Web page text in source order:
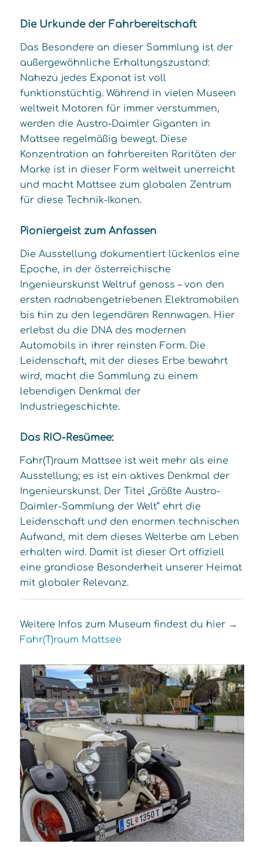
Die Urkunde der Fahrbereitschaft
Das Besondere an dieser Sammlung ist der
außergewöhnliche Erhaltungszustand:
Nahezu jedes Exponat ist voll
funktionstüchtig. Während in vielen Museen
weltweit Motoren für immer verstummen,
werden die Austro-Daimler Giganten in
Mattsee regelmäßig bewegt. Diese
Konzentration an fahrbereiten Raritäten der
Marke ist in dieser Form weltweit unerreicht
und macht Mattsee zum globalen Zentrum
für diese Technik-Ikonen.
Pioniergeist zum Anfassen
Die Ausstellung dokumentiert lückenlos eine
Epoche, in der österreichische
Ingenieurskunst Weltruf genoss – von den
ersten radnabengetriebenen Elektromobilen
bis hin zu den legendären Rennwagen. Hier
erlebst du die DNA des modernen
Automobils in ihrer reinsten Form. Die
Leidenschaft, mit der dieses Erbe bewahrt
wird, macht die Sammlung zu einem
lebendigen Denkmal der
Industriegeschichte.
Das RIO-Resümee:
Fahr(T)raum Mattsee ist weit mehr als eine
Ausstellung; es ist ein aktives Denkmal der
Ingenieurskunst. Der Titel „Größte Austro-
Daimler-Sammlung der Welt“ ehrt die
Leidenschaft und den enormen technischen
Aufwand, mit dem dieses Welterbe am Leben
erhalten wird. Damit ist dieser Ort offiziell
eine grandiose Besonderheit unserer Heimat
mit globaler Relevanz.
Weitere Infos zum Museum findest du hier →
Fahr(T)raum Mattsee